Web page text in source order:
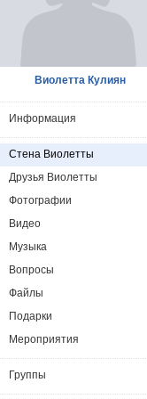
Виолетта Кулиян
Информация
Стена Виолетты
Друзья Виолетты
Фотографии
Видео
Музыка
Вопросы
Файлы
Подарки
Мероприятия
Группы